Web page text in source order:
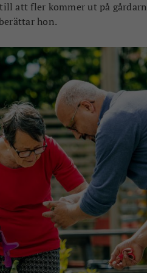
att fler kommer ut på
hon.